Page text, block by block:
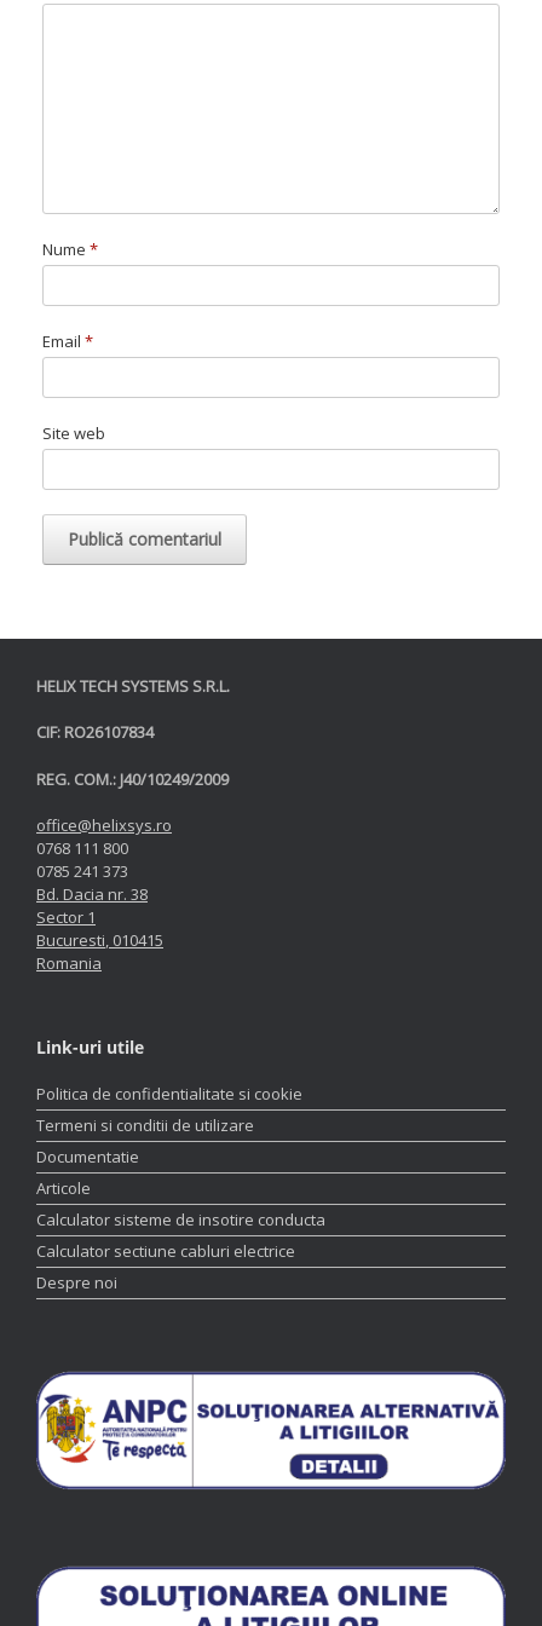
Nume *
Email *
Site web
HELIX TECH SYSTEMS S.R.L.
CIF: RO26107834
REG. COM.: J40/10249/2009
office@helixsys.ro
0768 111 800
0785 241 373
Bd. Dacia nr. 38
Sector 1
Bucuresti, 010415
Romania
Link-uri utile
Politica de confidentialitate si cookie
Termeni si conditii de utilizare
Documentatie
Articole
Calculator sisteme de insotire conducta
Calculator sectiune cabluri electrice
Despre noi